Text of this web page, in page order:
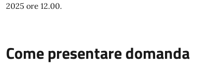
2025 ore 12.00.
Come presentare domanda